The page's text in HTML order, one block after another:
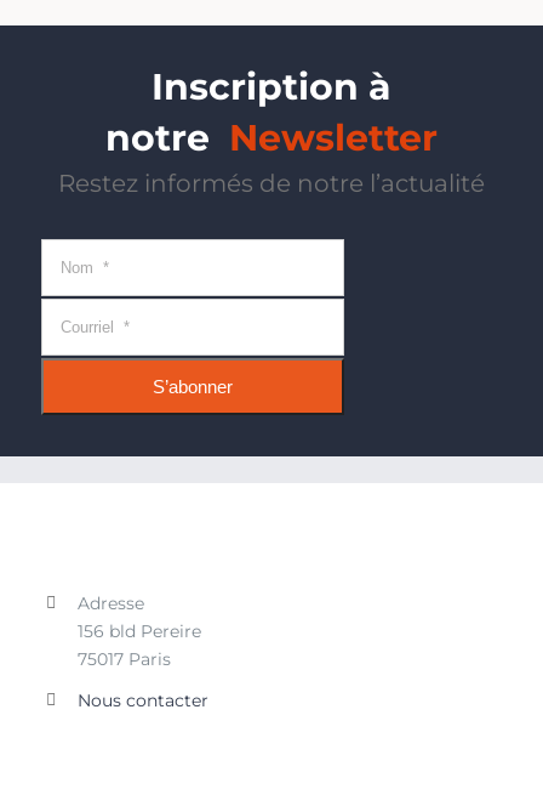
Inscription à
notre Newsletter
Restez informés de notre l’actualité
Adresse
156 bld Pereire
75017 Paris
Nous contacter